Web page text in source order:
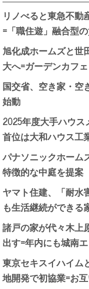
リノべると東急不
=「職住遊」融合型
旭化成ホームズと世
大へ=ガーデンカフ
国交省、空き家・空
始動
2025年度大手ハウ
首位は大和ハウス工
パナソニックホーム
特徴的な中庭を提案
ヤマト住建、「耐水
も生活継続ができる
諸戸の家が代々木上
出す=年内にも城南
東京セキスイハイム
地開発で初協業=お